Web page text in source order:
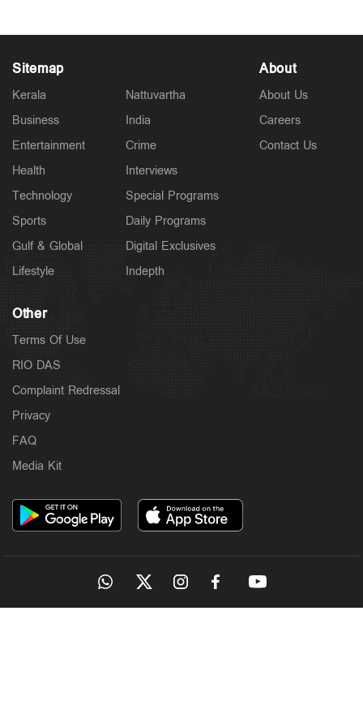
Sitemap
Kerala
Business
Entertainment
Health
Technology
Sports
Gulf & Global
Lifestyle
Nattuvartha
India
Crime
Interviews
Special Programs
Daily Programs
Digital Exclusives
Indepth
About
About Us
Careers
Contact Us
Other
Terms Of Use
RIO DAS
Complaint Redressal
Privacy
FAQ
Media Kit